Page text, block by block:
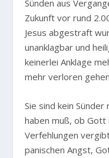
Sünden aus
Zukunft vor rund
Jesus abgestraft
unanklagbar und
keinerlei Anklage
mehr verloren
Sie sind kein
haben muß, ob Gott
Verfehlungen
panischen Angst,